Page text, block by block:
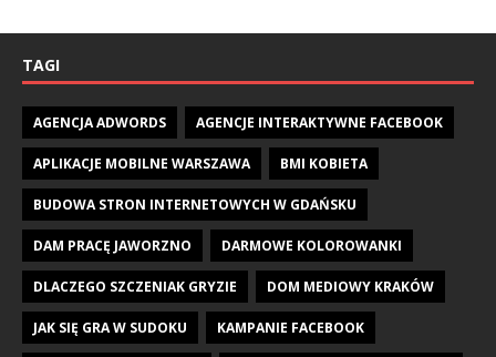
TAGI
AGENCJA ADWORDS AGENCJE INTERAKTYWNE FACEBOOK
APLIKACJE MOBILNE WARSZAWA BMI KOBIETA
BUDOWA STRON INTERNETOWYCH W GDAŃSKU
DAM PRACĘ JAWORZNO DARMOWE KOLOROWANKI
DLACZEGO SZCZENIAK GRYZIE DOM MEDIOWY KRAKÓW
JAK SIĘ GRA W SUDOKU KAMPANIE FACEBOOK